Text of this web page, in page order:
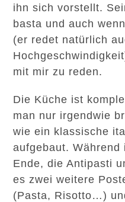
ihn sich vorstellt.
basta und auch
(er redet natürlich
mit mir zu reden.
Die Küche ist
man nur irgendwie
wie ein klassische
aufgebaut. Während
Ende, die Antipasti
es zwei weitere
(Pasta, Risotto…)